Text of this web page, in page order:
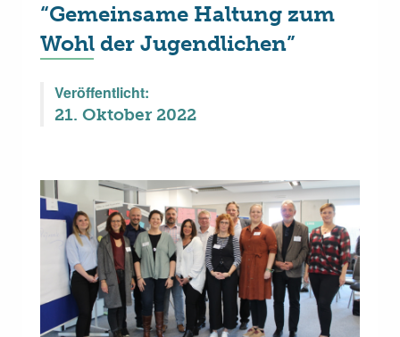
“Gemeinsame Haltung zum
Wohl der Jugendlichen”
Veröffentlicht:
21. Oktober 2022